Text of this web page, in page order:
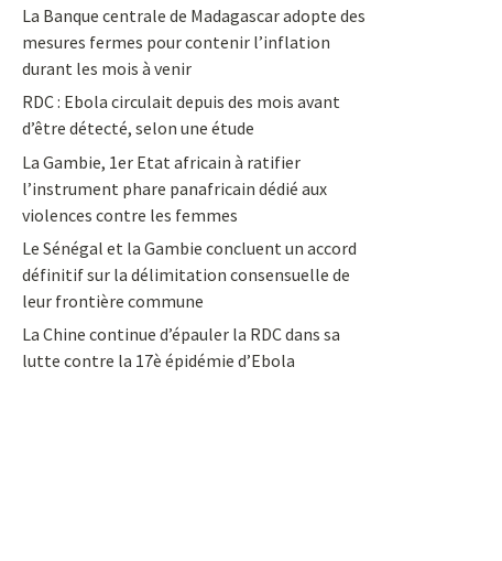
La Banque centrale de Madagascar adopte des
mesures fermes pour contenir l’inflation
durant les mois à venir
RDC : Ebola circulait depuis des mois avant
d’être détecté, selon une étude
La Gambie, 1er Etat africain à ratifier
l’instrument phare panafricain dédié aux
violences contre les femmes
Le Sénégal et la Gambie concluent un accord
définitif sur la délimitation consensuelle de
leur frontière commune
La Chine continue d’épauler la RDC dans sa
lutte contre la 17è épidémie d’Ebola